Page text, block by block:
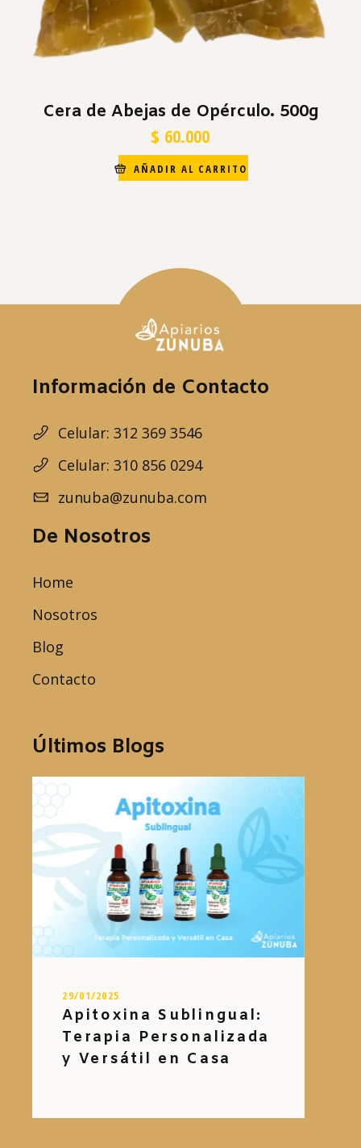
Cera de Abejas de Opérculo. 500g
$ 60.000
AÑADIR AL CARRITO
Información de Contacto
Celular: 312 369 3546
Celular: 310 856 0294
zunuba@zunuba.com
De Nosotros
Home
Nosotros
Blog
Contacto
Últimos Blogs
29/01/2025
Apitoxina Sublingual:
Terapia Personalizada
y Versátil en Casa